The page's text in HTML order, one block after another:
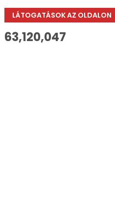
LÁTOGATÁSOK AZ OLDALON
63,120,047